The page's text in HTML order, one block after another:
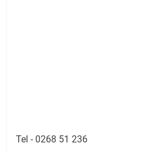
Tel - 0268 51 236